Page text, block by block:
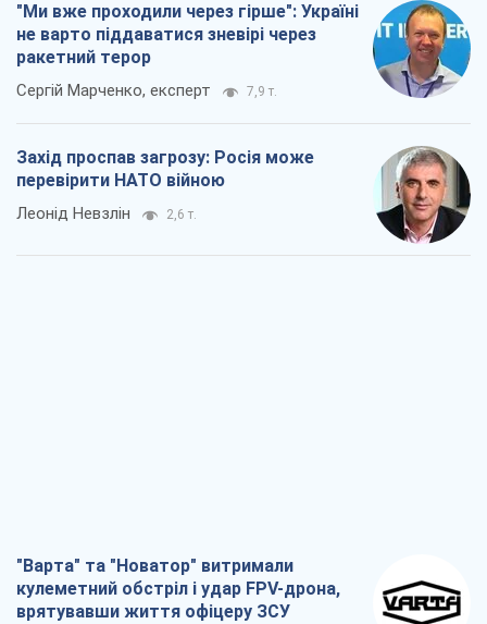
"Ми вже проходили через гірше": Україні
не варто піддаватися зневірі через
ракетний терор
Сергій Марченко, експерт 7,9 т.
Захід проспав загрозу: Росія може
перевірити НАТО війною
Леонід Невзлін 2,6 т.
"Варта" та "Новатор" витримали
кулеметний обстріл і удар FPV-дрона,
врятувавши життя офіцеру ЗСУ